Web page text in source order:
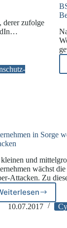
derer zufolge
in Sorge
und
wächst
Attacken. Zu
Unternehmen
in
10.07.2017